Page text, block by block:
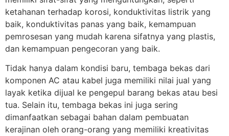
ketahanan terhadap korosi, konduktivitas listrik yang
baik, konduktivitas panas yang baik, kemampuan
pemrosesan yang mudah karena sifatnya yang plastis,
dan kemampuan pengecoran yang baik.
Tidak hanya dalam kondisi baru, tembaga bekas dari
komponen AC atau kabel juga memiliki nilai jual yang
layak ketika dijual ke pengepul barang bekas atau besi
tua. Selain itu, tembaga bekas ini juga sering
dimanfaatkan sebagai bahan dalam pembuatan
kerajinan oleh orang-orang yang memiliki kreativitas